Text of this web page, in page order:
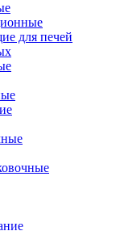
для печей